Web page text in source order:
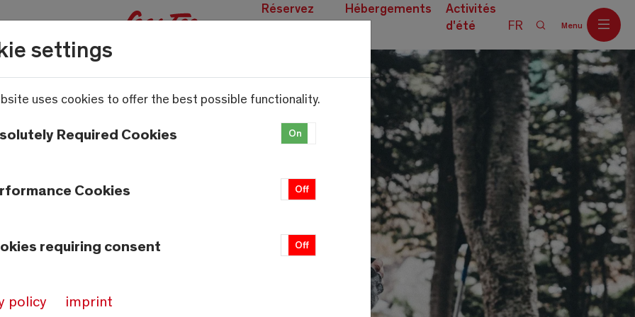
Réservez
des
Hébergements
Activités
d'été
FR Menu
settings
uses cookies to offer the best possible functionality.
Required Cookies On
Cookies Off
requiring consent Off
policy imprint